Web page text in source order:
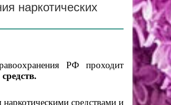
наркотических
РФ проходит
средствами и